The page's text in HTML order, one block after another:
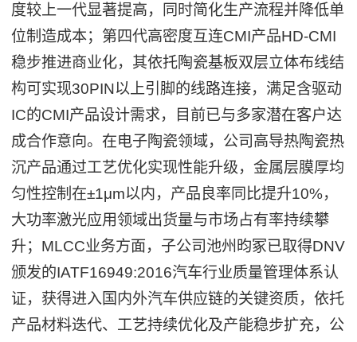
度较上一代显著提高，同时简化生产流程并降低单
位制造成本；第四代高密度互连CMI产品HD-CMI
稳步推进商业化，其依托陶瓷基板双层立体布线结
构可实现30PIN以上引脚的线路连接，满足含驱动
IC的CMI产品设计需求，目前已与多家潜在客户达
成合作意向。在电子陶瓷领域，公司高导热陶瓷热
沉产品通过工艺优化实现性能升级，金属层膜厚均
匀性控制在±1μm以内，产品良率同比提升10%，
大功率激光应用领域出货量与市场占有率持续攀
升；MLCC业务方面，子公司池州昀冢已取得DNV
颁发的IATF16949:2016汽车行业质量管理体系认
证，获得进入国内外汽车供应链的关键资质，依托
产品材料迭代、工艺持续优化及产能稳步扩充，公